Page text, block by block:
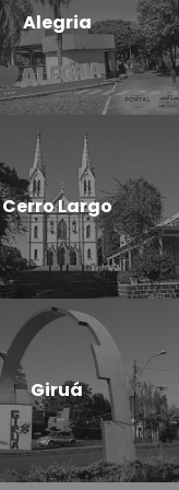
Alegria
Cerro Largo
Giruá